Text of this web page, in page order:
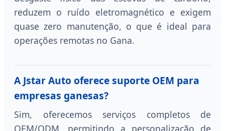
reduzem o ruído eletromagnético e exigem
quase zero manutenção, o que é ideal para
operações remotas no Gana.
A Jstar Auto oferece suporte OEM para
empresas ganesas?
Sim, oferecemos serviços completos de
OEM/ODM, permitindo a personalização de